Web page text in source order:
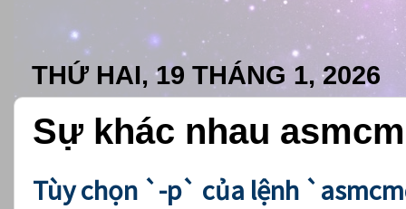
THỨ HAI, 19 THÁNG 1, 2026
Sự khác nhau
Tùy chọn `-p` của lệnh